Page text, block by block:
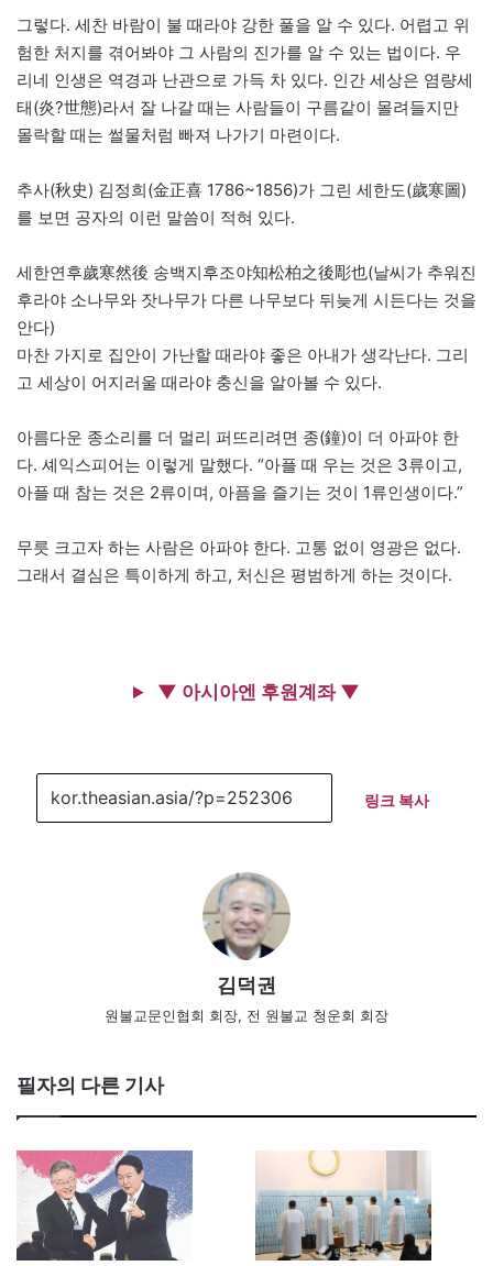
그렇다. 세찬 바람이 불 때라야 강한 풀을 알 수 있다. 어렵고 위
험한 처지를 겪어봐야 그 사람의 진가를 알 수 있는 법이다. 우
리네 인생은 역경과 난관으로 가득 차 있다. 인간 세상은 염량세
태(炎?世態)라서 잘 나갈 때는 사람들이 구름같이 몰려들지만
몰락할 때는 썰물처럼 빠져 나가기 마련이다.
추사(秋史) 김정희(金正喜 1786~1856)가 그린 세한도(歲寒圖)
를 보면 공자의 이런 말씀이 적혀 있다.
세한연후歲寒然後 송백지후조야知松柏之後彫也(날씨가 추워진
후라야 소나무와 잣나무가 다른 나무보다 뒤늦게 시든다는 것을
안다)
마찬 가지로 집안이 가난할 때라야 좋은 아내가 생각난다. 그리
고 세상이 어지러울 때라야 충신을 알아볼 수 있다.
아름다운 종소리를 더 멀리 퍼뜨리려면 종(鐘)이 더 아파야 한
다. 셰익스피어는 이렇게 말했다. “아플 때 우는 것은 3류이고,
아플 때 참는 것은 2류이며, 아픔을 즐기는 것이 1류인생이다.”
무릇 크고자 하는 사람은 아파야 한다. 고통 없이 영광은 없다.
그래서 결심은 특이하게 하고, 처신은 평범하게 하는 것이다.
▼ 아시아엔 후원계좌 ▼
링크 복사
김덕권
원불교문인협회 회장, 전 원불교 청운회 회장
필자의 다른 기사